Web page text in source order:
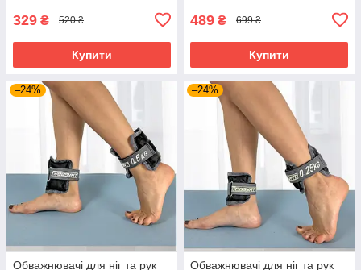
329 ₴ 520 ₴
Купити
489 ₴ 699 ₴
Купити
–24%
Обважнювачі для ніг та рук
–24%
Обважнювачі для ніг та рук